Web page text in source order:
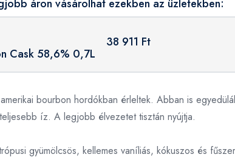
áron vásárolhat ezekben az üzletekben:
Cask 58,6% 0,7L
38 911 Ft
bourbon hordókban érleltek. Abban is
íz. A legjobb élvezetet tisztán nyújtja.
gyümölcsös, kellemes vaníliás, kókuszos és